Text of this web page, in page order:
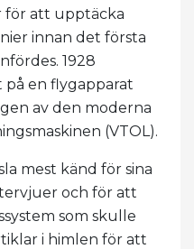
för att upptäcka
innan det första
1928
en flygapparat
av den moderna
(VTOL).
mest känd för sina
och för att
som skulle
i himlen för att